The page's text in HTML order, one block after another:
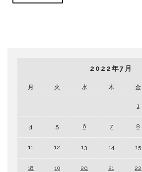
2022年7月
月 火 水 木 金
1
4 5 6 7 8
11 12 13 14 15
18 19 20 21 22